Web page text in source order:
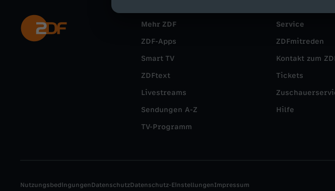
Mehr ZDF
ZDF-Apps
Smart TV
ZDFtext
Livestreams
Sendungen A-Z
TV-Programm
Service
ZDFmitreden
Kontakt zum
Tickets
Hilfe
NutzungsbedingungenDatenschutzDatenschutz-EinstellungenImpressum